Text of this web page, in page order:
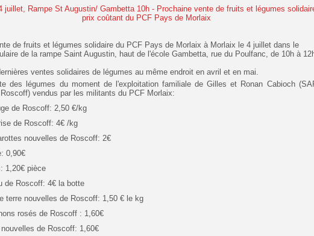
de fruits et légumes solidaire du PCF Pays de Morlaix à Morlaix le 4 juillet dans le
de la rampe Saint Augustin, haut de l'école Gambetta, rue du Poulfanc, de 10h à
ventes solidaires de légumes au même endroit en avril et en mai.
des légumes du moment de l'exploitation familiale de Gilles et Ronan Cabioch
vendus par les militants du PCF Morlaix:
de Roscoff: 2,50 €/kg
de Roscoff: 4€ /kg
nouvelles de Roscoff: 2€
0,90€
1,20€ pièce
de Roscoff: 4€ la botte
terre nouvelles de Roscoff: 1,50 € le kg
rosés de Roscoff : 1,60€
de Roscoff: 1,60€